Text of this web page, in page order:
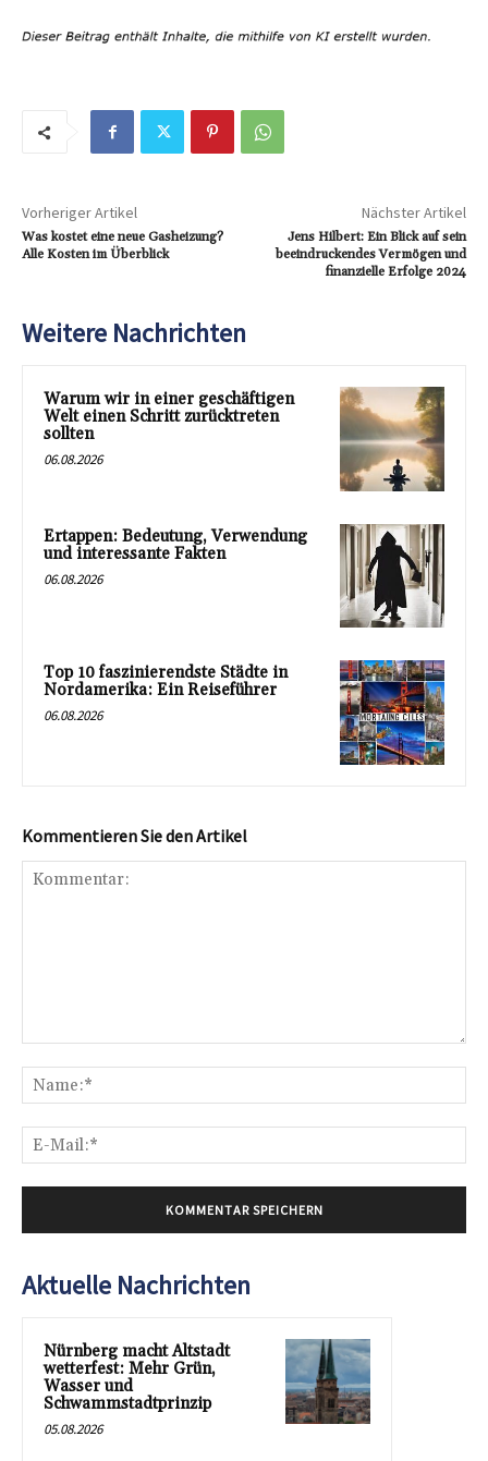
Vorheriger Artikel
Was kostet eine neue Gasheizung?
Alle Kosten im Überblick
Nächster Artikel
Jens Hilbert: Ein Blick auf sein
beeindruckendes Vermögen und
finanzielle Erfolge 2024
Weitere Nachrichten
Warum wir in einer geschäftigen
Welt einen Schritt zurücktreten
sollten
06.08.2026
Ertappen: Bedeutung, Verwendung
und interessante Fakten
06.08.2026
Top 10 faszinierendste Städte in
Nordamerika: Ein Reiseführer
06.08.2026
Kommentieren Sie den Artikel
Aktuelle Nachrichten
Nürnberg macht Altstadt
wetterfest: Mehr Grün,
Wasser und
Schwammstadtprinzip
05.08.2026